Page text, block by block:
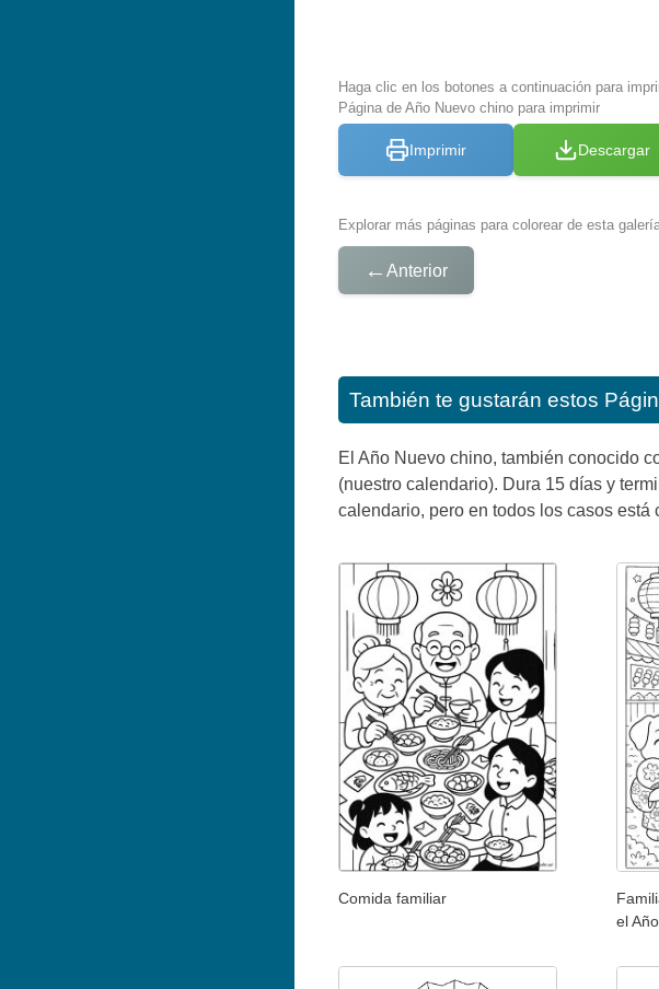
Haga clic en los botones a continuación para
Página de Año Nuevo chino para imprimir
Imprimir Descargar
Explorar más páginas para colorear de esta
← Anterior
También te gustarán estos
El Año Nuevo chino, también conocido
(nuestro calendario). Dura 15 días y
calendario, pero en todos los casos
Comida familiar
el